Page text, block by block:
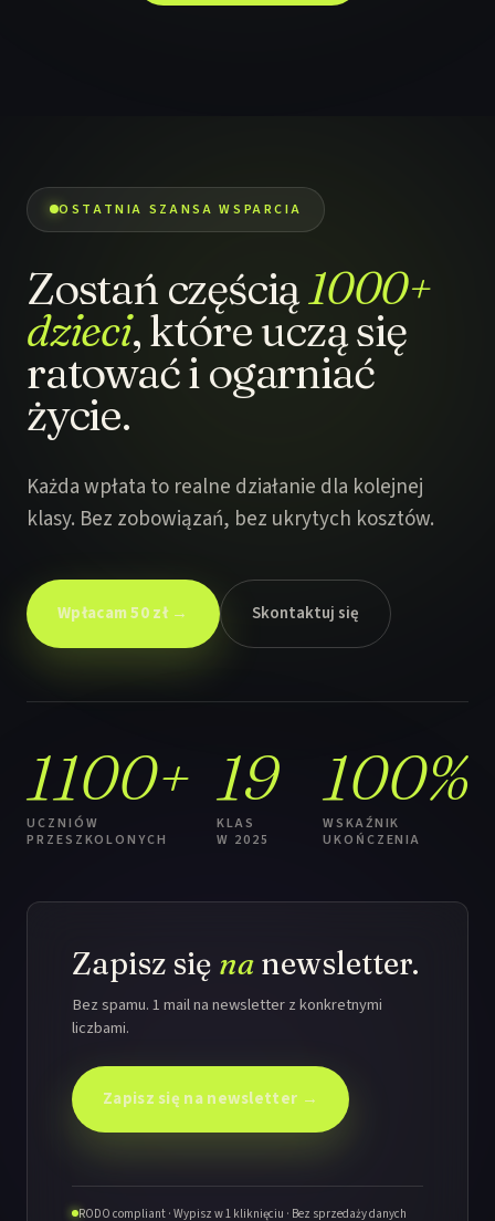
OSTATNIA SZANSA WSPARCIA
Zostań częścią1000+
dzieci, które uczą się
ratować i ogarniać
życie.
Każda wpłata to realne działanie dla kolejnej
klasy. Bez zobowiązań, bez ukrytych kosztów.
Wpłacam 50 zł → Skontaktuj się
1100+
UCZNIÓW
PRZESZKOLONYCH
19
KLAS
W 2025
100%
WSKAŹNIK
UKOŃCZENIA
Zapisz się na newsletter.
Bez spamu. 1 mail na newsletter z konkretnymi
liczbami.
Zapisz się na newsletter →
RODO compliant · Wypisz w 1 kliknięciu · Bez sprzedaży danych